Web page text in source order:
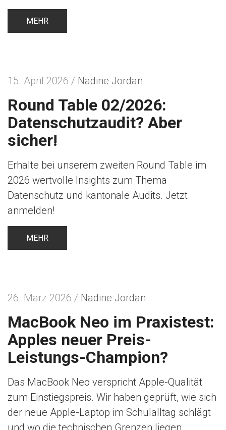
MEHR
15. April 2026 / Nadine Jordan
Round Table 02/2026:
Datenschutzaudit? Aber
sicher!
Erhalte bei unserem zweiten Round Table im
2026 wertvolle Insights zum Thema
Datenschutz und kantonale Audits. Jetzt
anmelden!
MEHR
26. März 2026 / Nadine Jordan
MacBook Neo im Praxistest:
Apples neuer Preis-
Leistungs-Champion?
Das MacBook Neo verspricht Apple-Qualität
zum Einstiegspreis. Wir haben geprüft, wie sich
der neue Apple-Laptop im Schulalltag schlägt
und wo die technischen Grenzen liegen.